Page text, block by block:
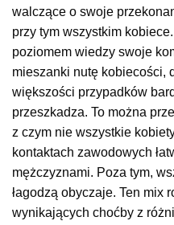
walczące o swoje
przy tym wszystkim
poziomem wiedzy swoje
mieszanki nutę kobiecości,
większości przypadków
przeszkadza. To można
z czym nie wszystkie
kontaktach zawodowych
mężczyznami. Poza tym,
łagodzą obyczaje. Ten mix
wynikających choćby z